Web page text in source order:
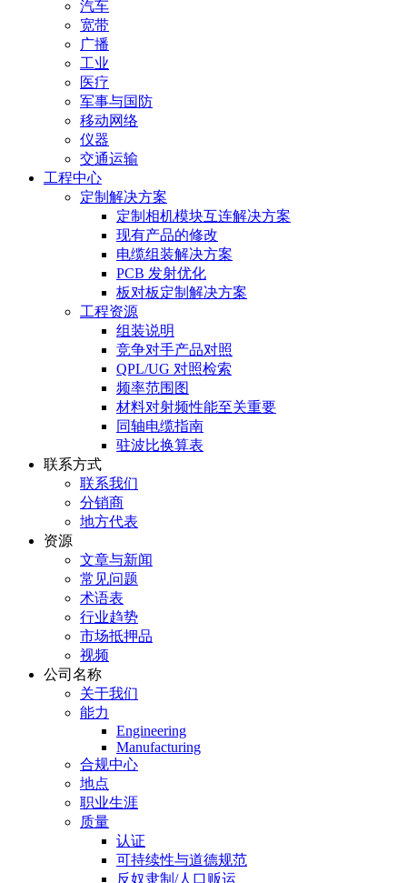
汽车
宽带
广播
工业
医疗
军事与国防
移动网络
仪器
交通运输
工程中心
定制解决方案
定制相机模块互连解决方案
现有产品的修改
电缆组装解决方案
PCB 发射优化
板对板定制解决方案
工程资源
组装说明
竞争对手产品对照
QPL/UG 对照检索
频率范围图
材料对射频性能至关重要
同轴电缆指南
驻波比换算表
联系方式
联系我们
分销商
地方代表
资源
文章与新闻
常见问题
术语表
行业趋势
市场抵押品
视频
公司名称
关于我们
能力
Engineering
Manufacturing
合规中心
地点
职业生涯
质量
认证
可持续性与道德规范
反奴隶制/人口贩运